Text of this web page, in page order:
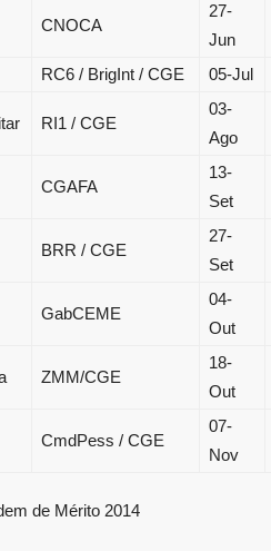
CNOCA
27-
Jun
RC6 / BrigInt / CGE 05-Jul
RI1 / CGE
03-
Ago
CGAFA
13-
Set
BRR / CGE
27-
Set
GabCEME
04-
Out
ZMM/CGE
18-
Out
CmdPess / CGE
07-
Nov
de Mérito 2014